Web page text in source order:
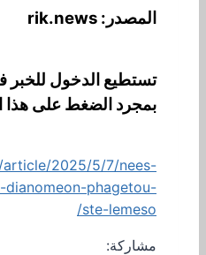
المصدر: rik.news
تستطيع الدخول للخبر
بمجرد الضغط على هذا
article/2025/5/7/nees-
dianomeon-phagetou-
ste-lemeso/
مشاركة: